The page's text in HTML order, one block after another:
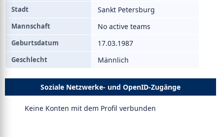
Stadt Sankt Petersburg
Mannschaft No active teams
Geburtsdatum 17.03.1987
Geschlecht Männlich
Soziale Netzwerke- und OpenID-Zugänge
Keine Konten mit dem Profil verbunden